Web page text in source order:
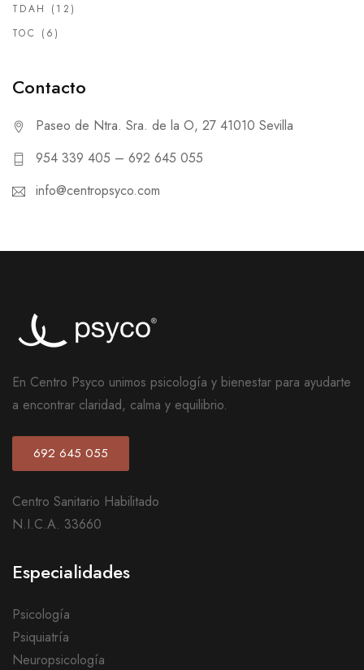
TDAH
(12)
TOC
(6)
Contacto
Paseo de Ntra. Sra. de la O, 27 41010 Sevilla
954 339 405 – 692 645 055
info@centropsyco.com
En Centro Psyco unimos psicología y bienestar para ayudarte
a encontrar claridad, calma y equilibrio.
692 645 055
Centro Sanitario Habilitado
N.I.C.A. 33660
Especialidades
Psicología
Psiquiatría
Neuropsicología